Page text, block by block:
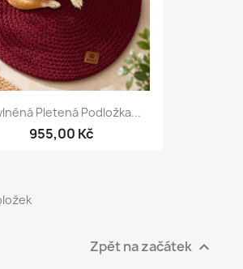
Pletená Podložka...
955,00 Kč
Zpět na začátek 